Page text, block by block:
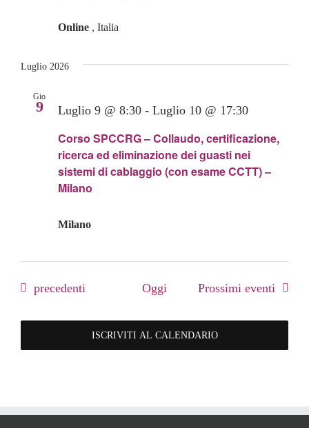
Online , Italia
Luglio 2026
Gio
9
Corso SPCCRG – Collaudo, certificazione,
ricerca ed eliminazione dei guasti nei
sistemi di cablaggio (con esame CCTT) –
Milano
Luglio 9 @ 8:30 - Luglio 10 @ 17:30
Milano
Eventi
precedenti Oggi Prossimi eventi
ISCRIVITI AL CALENDARIO